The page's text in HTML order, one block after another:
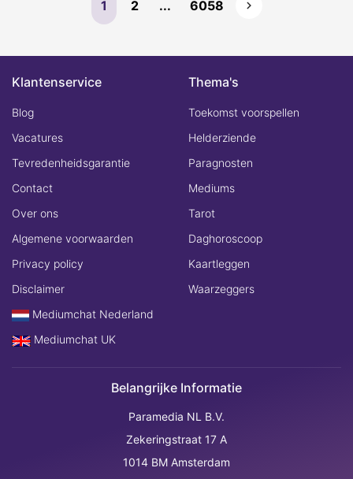
1 2 ... 6058
Klantenservice
Blog
Vacatures
Tevredenheidsgarantie
Contact
Over ons
Algemene voorwaarden
Privacy policy
Disclaimer
Mediumchat Nederland
Mediumchat UK
Thema's
Toekomst voorspellen
Helderziende
Paragnosten
Mediums
Tarot
Daghoroscoop
Kaartleggen
Waarzeggers
Belangrijke Informatie
Paramedia NL B.V.
Zekeringstraat 17 A
1014 BM Amsterdam